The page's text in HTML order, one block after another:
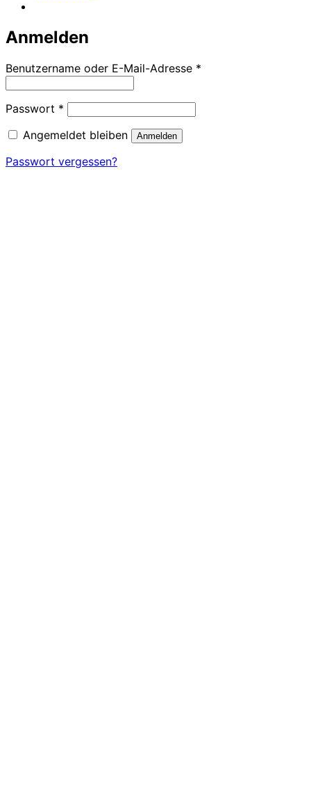
Anmelden
Benutzername oder E-Mail-Adresse *
Passwort * Erforderlich
Angemeldet bleiben
Anmelden
Passwort vergessen?